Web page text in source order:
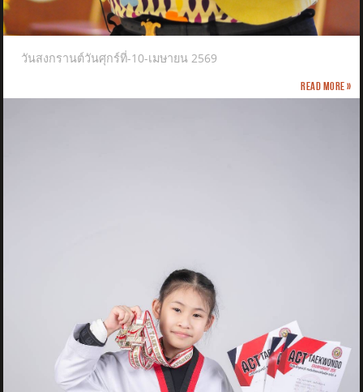
วันสงกรานต์วันศุกร์ที่-10-เมษายน 2569
Read more »